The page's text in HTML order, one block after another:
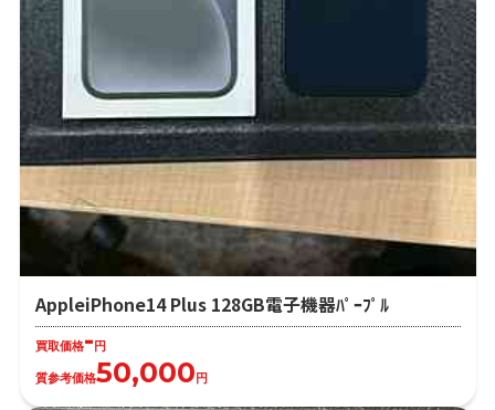
AppleiPhone14 Plus 128GB電子機器ﾊﾟｰﾌﾟﾙ
買取価格-円
質参考価格50,000円